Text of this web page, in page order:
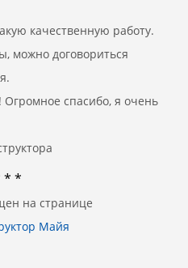
качественную работу.
можно договориться
спасибо, я очень
* *
на странице
Майя